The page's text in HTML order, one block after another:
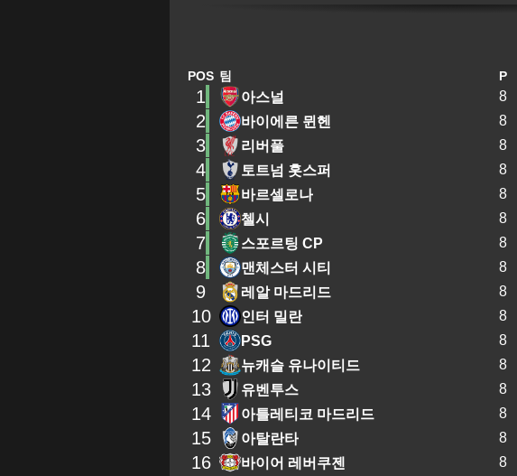
POS 팀 P
1 아스널 8
2 바이에른 뮌헨 8
3 리버풀 8
4 토트넘 홋스퍼 8
5 바르셀로나 8
6 첼시 8
7 스포르팅 CP 8
8 맨체스터 시티 8
9 레알 마드리드 8
10 인터 밀란 8
11 PSG 8
12 뉴캐슬 유나이티드 8
13 유벤투스 8
14 아틀레티코 마드리드 8
15 아탈란타 8
16 바이어 레버쿠젠 8